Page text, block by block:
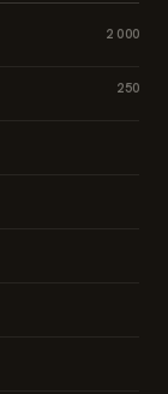
2 000
250